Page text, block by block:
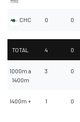
CHC 0 0
TOTAL 4 0
1000m a
1400m
3 0
1400m + 1 0